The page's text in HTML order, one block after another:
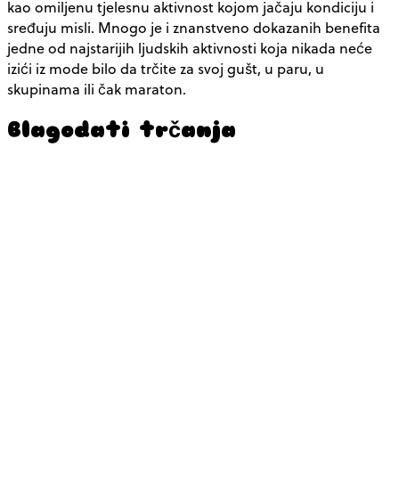
kao omiljenu tjelesnu aktivnost kojom jačaju kondiciju i
sređuju misli. Mnogo je i znanstveno dokazanih benefita
jedne od najstarijih ljudskih aktivnosti koja nikada neće
izići iz mode bilo da trčite za svoj gušt, u paru, u
skupinama ili čak maraton.
Blagodati trčanja